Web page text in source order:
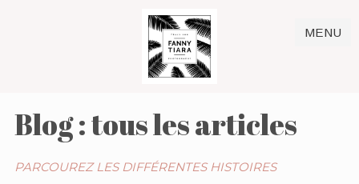
MENU
Blog : tous les articles
PARCOUREZ LES DIFFÉRENTES HISTOIRES